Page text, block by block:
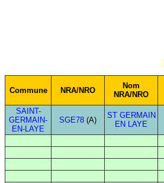
Commune NRA/NRO
Nom
NRA/NRO
SAINT-
GERMAIN-
EN-LAYE
SGE78 (A)
ST GERMAIN
EN LAYE